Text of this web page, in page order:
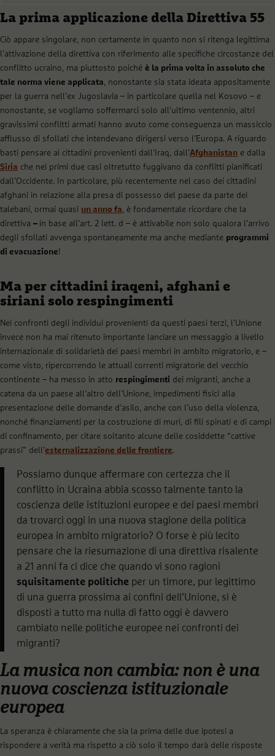
La prima applicazione della Direttiva 55
Ciò appare singolare, non certamente in quanto non si ritenga legittima
l’attivazione della direttiva con riferimento alle specifiche circostanze del
conflitto ucraino, ma piuttosto poiché è la prima volta in assoluto che
tale norma viene applicata, nonostante sia stata ideata appositamente
per la guerra nell’ex Jugoslavia – in particolare quella nel Kosovo – e
nonostante, se vogliamo soffermarci solo all’ultimo ventennio, altri
gravissimi conflitti armati hanno avuto come conseguenza un massiccio
afflusso di sfollati che intendevano dirigersi verso l’Europa. A riguardo
basti pensare ai cittadini provenienti dall’Iraq, dall’Afghanistan e dalla
Siria che nei primi due casi oltretutto fuggivano da conflitti pianificati
dall’Occidente. In particolare, più recentemente nel caso dei cittadini
afghani in relazione alla presa di possesso del paese da parte dei
talebani, ormai quasi un anno fa, è fondamentale ricordare che la
direttiva – in base all’art. 2 lett. d – è attivabile non solo qualora l’arrivo
degli sfollati avvenga spontaneamente ma anche mediante programmi
di evacuazione!
Ma per cittadini iraqeni, afghani e
siriani solo respingimenti
Nei confronti degli individui provenienti da questi paesi terzi, l’Unione
invece non ha mai ritenuto importante lanciare un messaggio a livello
internazionale di solidarietà dei paesi membri in ambito migratorio, e –
come visto, ripercorrendo le attuali correnti migratorie del vecchio
continente – ha messo in atto respingimenti dei migranti, anche a
catena da un paese all’altro dell’Unione, impedimenti fisici alla
presentazione delle domande d’asilo, anche con l’uso della violenza,
nonché finanziamenti per la costruzione di muri, di fili spinati e di campi
di confinamento, per citare soltanto alcune delle cosiddette “cattive
prassi” dell’esternalizzazione delle frontiere.
Possiamo dunque affermare con certezza che il
conflitto in Ucraina abbia scosso talmente tanto la
coscienza delle istituzioni europee e dei paesi membri
da trovarci oggi in una nuova stagione della politica
europea in ambito migratorio? O forse è più lecito
pensare che la riesumazione di una direttiva risalente
a 21 anni fa ci dice che quando vi sono ragioni
squisitamente politiche per un timore, pur legittimo
di una guerra prossima ai confini dell’Unione, si è
disposti a tutto ma nulla di fatto oggi è davvero
cambiato nelle politiche europee nei confronti dei
migranti?
La musica non cambia: non è una
nuova coscienza istituzionale
europea
La speranza è chiaramente che sia la prima delle due ipotesi a
rispondere a verità ma rispetto a ciò solo il tempo darà delle risposte